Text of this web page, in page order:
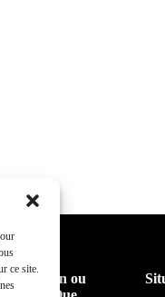
ce site.
chien ou